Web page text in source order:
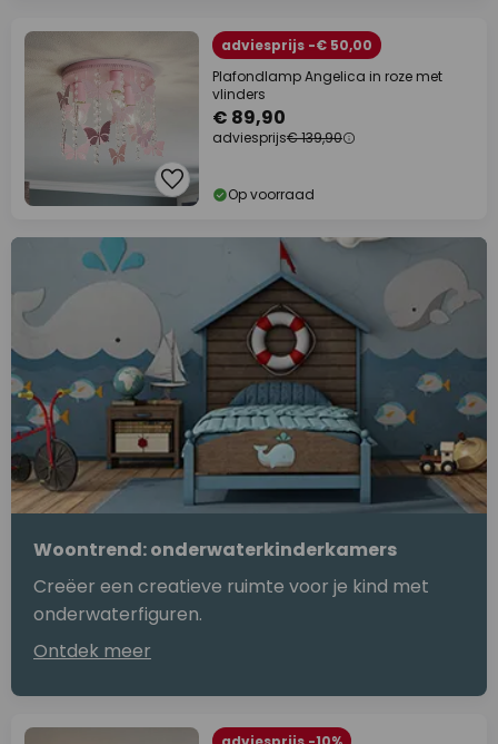
adviesprijs -€ 50,00
Plafondlamp Angelica in roze met
vlinders
€ 89,90
adviesprijs€ 139,90
Op voorraad
Woontrend: onderwaterkinderkamers
Creëer een creatieve ruimte voor je kind met
onderwaterfiguren.
Ontdek meer